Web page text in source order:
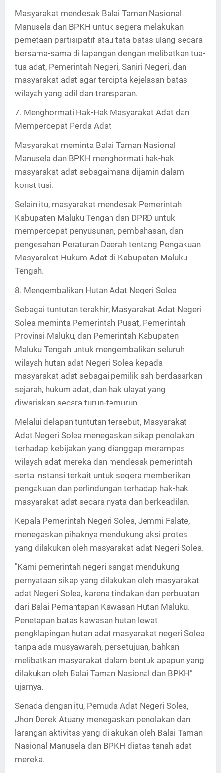
Masyarakat mendesak Balai Taman Nasional
Manusela dan BPKH untuk segera melakukan
pemetaan partisipatif atau tata batas ulang secara
bersama-sama di lapangan dengan melibatkan tua-
tua adat, Pemerintah Negeri, Saniri Negeri, dan
masyarakat adat agar tercipta kejelasan batas
wilayah yang adil dan transparan.
7. Menghormati Hak-Hak Masyarakat Adat dan
Mempercepat Perda Adat
Masyarakat meminta Balai Taman Nasional
Manusela dan BPKH menghormati hak-hak
masyarakat adat sebagaimana dijamin dalam
konstitusi.
Selain itu, masyarakat mendesak Pemerintah
Kabupaten Maluku Tengah dan DPRD untuk
mempercepat penyusunan, pembahasan, dan
pengesahan Peraturan Daerah tentang Pengakuan
Masyarakat Hukum Adat di Kabupaten Maluku
Tengah.
8. Mengembalikan Hutan Adat Negeri Solea
Sebagai tuntutan terakhir, Masyarakat Adat Negeri
Solea meminta Pemerintah Pusat, Pemerintah
Provinsi Maluku, dan Pemerintah Kabupaten
Maluku Tengah untuk mengembalikan seluruh
wilayah hutan adat Negeri Solea kepada
masyarakat adat sebagai pemilik sah berdasarkan
sejarah, hukum adat, dan hak ulayat yang
diwariskan secara turun-temurun.
Melalui delapan tuntutan tersebut, Masyarakat
Adat Negeri Solea menegaskan sikap penolakan
terhadap kebijakan yang dianggap merampas
wilayah adat mereka dan mendesak pemerintah
serta instansi terkait untuk segera memberikan
pengakuan dan perlindungan terhadap hak-hak
masyarakat adat secara nyata dan berkeadilan.
Kepala Pemerintah Negeri Solea, Jemmi Falate,
menegaskan pihaknya mendukung aksi protes
yang dilakukan oleh masyarakat adat Negeri Solea.
"Kami pemerintah negeri sangat mendukung
pernyataan sikap yang dilakukan oleh masyarakat
adat Negeri Solea, karena tindakan dan perbuatan
dari Balai Pemantapan Kawasan Hutan Maluku.
Penetapan batas kawasan hutan lewat
pengklapingan hutan adat masyarakat negeri Solea
tanpa ada musyawarah, persetujuan, bahkan
melibatkan masyarakat dalam bentuk apapun yang
dilakukan oleh Balai Taman Nasional dan BPKH"
ujarnya.
Senada dengan itu, Pemuda Adat Negeri Solea,
Jhon Derek Atuany menegaskan penolakan dan
larangan aktivitas yang dilakukan oleh Balai Taman
Nasional Manusela dan BPKH diatas tanah adat
mereka.